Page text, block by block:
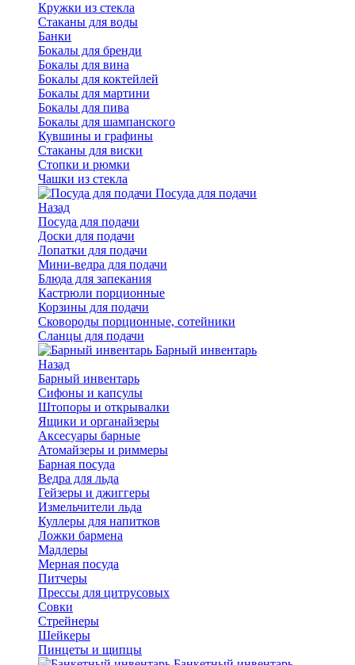
Кружки из стекла
Стаканы для воды
Банки
Бокалы для бренди
Бокалы для вина
Бокалы для коктейлей
Бокалы для мартини
Бокалы для пива
Бокалы для шампанского
Кувшины и графины
Стаканы для виски
Стопки и рюмки
Чашки из стекла
Посуда для подачи
Назад
Посуда для подачи
Доски для подачи
Лопатки для подачи
Мини-ведра для подачи
Блюда для запекания
Кастрюли порционные
Корзины для подачи
Сковороды порционные, сотейники
Сланцы для подачи
Барный инвентарь
Назад
Барный инвентарь
Сифоны и капсулы
Штопоры и открывалки
Ящики и органайзеры
Аксесуары барные
Атомайзеры и риммеры
Барная посуда
Ведра для льда
Гейзеры и джиггеры
Измельчители льда
Куллеры для напитков
Ложки бармена
Мадлеры
Мерная посуда
Питчеры
Прессы для цитрусовых
Совки
Стрейнеры
Шейкеры
Пинцеты и щипцы